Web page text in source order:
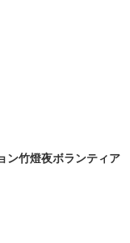
ン竹燈夜ボランティア